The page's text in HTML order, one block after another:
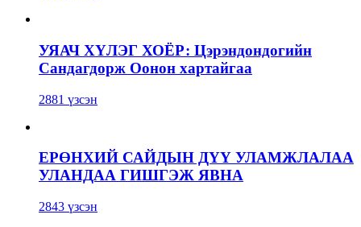
УЯАЧ ХҮЛЭГ ХОЁР: Цэрэндондогийн
Сандагдорж Оонон хартайгаа
2881 үзсэн
ЕРӨНХИЙ САЙДЫН ДҮҮ УЛАМЖЛАЛАА
УЛАНДАА ГИШГЭЖ ЯВНА
2843 үзсэн